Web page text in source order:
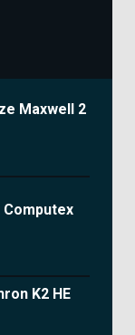
Maxwell 2
K2 HE